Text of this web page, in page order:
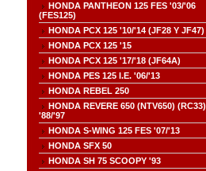
HONDA PANTHEON 125 FES '03/'06
(FES125)
HONDA PCX 125 '10/'14 (JF28 Y JF47)
HONDA PCX 125 '15
HONDA PCX 125 '17/'18 (JF64A)
HONDA PES 125 I.E. '06/'13
HONDA REBEL 250
HONDA REVERE 650 (NTV650) (RC33)
'88/'97
HONDA S-WING 125 FES '07/'13
HONDA SFX 50
HONDA SH 75 SCOOPY '93